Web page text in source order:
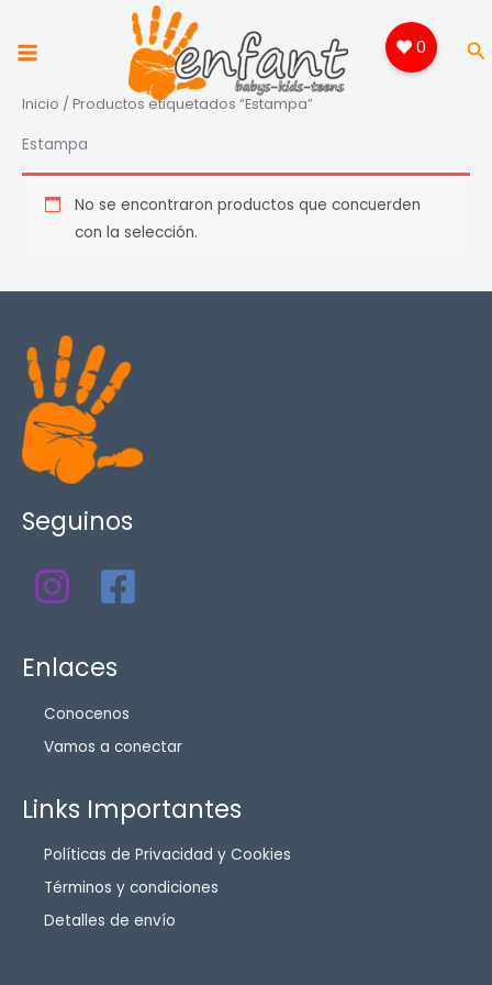
contenido
0
Inicio / Productos etiquetados “Estampa”
Estampa
No se encontraron productos que concuerden
con la selección.
Seguinos
Enlaces
Conocenos
Vamos a conectar
Links Importantes
Políticas de Privacidad y Cookies
Términos y condiciones
Detalles de envío